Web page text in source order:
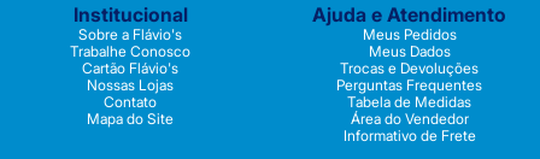
Institucional
Sobre a Flávio's
Trabalhe Conosco
Cartão Flávio's
Nossas Lojas
Contato
Mapa do Site
Ajuda e Atendimento
Meus Pedidos
Meus Dados
Trocas e Devoluções
Perguntas Frequentes
Tabela de Medidas
Área do Vendedor
Informativo de Frete